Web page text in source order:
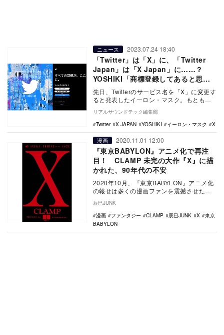
ニュース 2023.07.24 18:40
「Twitter」は「X」に、「Twitter
Japan」は「X Japan」に……？
YOSHIKI「商標登録してあると思う
けどなー」
先日、Twitterのサービス名を「X」に変更す
ると発表したイーロン・マスク。もとも
と、Twitterのサービス運営元自体はTw…
リアルサウンドテック編集部
Twitter
X JAPAN YOSHIKI イーロン・マスク X
漫画 2020.11.01 12:00
『東京BABYLON』アニメ化で再注
目！ CLAMP 未完の大作『X』に描
かれた、90年代の不安
2020年10月、『東京BABYLON』アニメ化
の報せは多くの漫画ファンを震撼させた。
は…
辰巳JUNK
漫画
ファンタジー CLAMP 辰巳JUNK X
東京
BABYLON